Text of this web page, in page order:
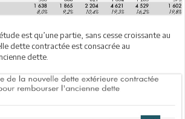
est qu’une partie, sans cesse croissante au
dette contractée est consacrée au
dette.